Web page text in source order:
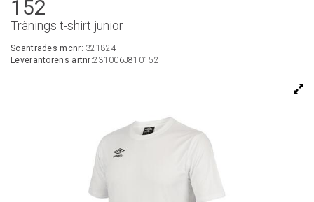
152
Tränings t-shirt junior
Scantrades mcnr: 321824
Leverantörens artnr:231006J810152